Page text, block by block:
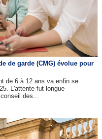
de garde (CMG) évolue pour
de 6 à 12 ans va enfin se
L'attente fut longue
des...